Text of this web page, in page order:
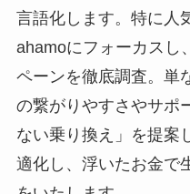
言語化します。特に人
ahamoにフォーカスし
ペーンを徹底調査。単
の繋がりやすさやサポ
ない乗り換え」を提案
適化し、浮いたお金で